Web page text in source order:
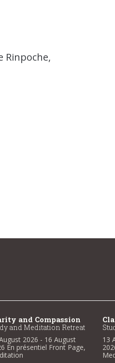
Rinpoche,
and Compassion
and Meditation Retreat
2026 - 16 August
En présentiel Front Page,
13